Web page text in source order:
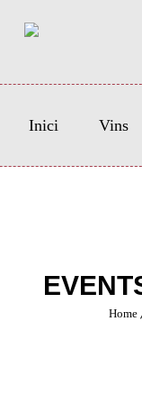
Inici Vins
Home